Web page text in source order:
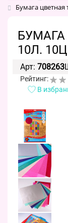
Бумага
10Л.
Арт: 708263
Рейтинг:
В